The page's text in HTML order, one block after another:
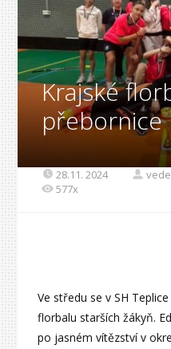
Krajské
přebornice
28.11. 2024
577x
Ve středu se v SH
florbalu starších žákyň.
po jasném vítězství v